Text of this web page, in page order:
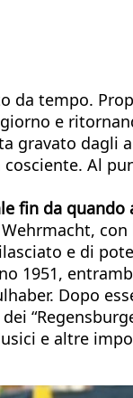
da tempo.
e
gravato dagli
Al
fin da quando
con
e di
1951,
Dopo
e altre